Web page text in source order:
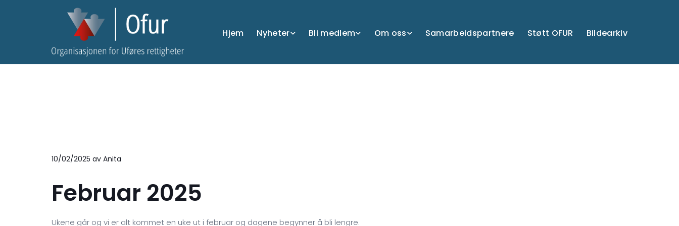
Hjem Nyheter Bli medlem Om oss Samarbeidspartnere Støtt OFUR Bildearkiv
10/02/2025 av Anita
Februar 2025
Ukene går og vi er alt kommet en uke ut i februar og dagene begynner å bli lengre.